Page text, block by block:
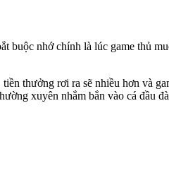
buộc nhớ chính là lúc game thủ
thưởng rơi ra sẽ nhiều hơn và
xuyên nhắm bắn vào cá đầu